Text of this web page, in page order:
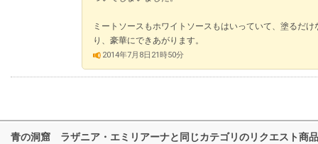
ミートソースもホワイトソースもはいっていて、塗るだ
り、豪華にできあがります。
2014年7月8日21時50分
青の洞窟 ラザニア・エミリアーナと同じカテゴリのリクエスト商